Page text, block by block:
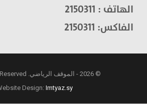
الهاتف : 2150311
الفاكس: 2150311
© 2026 - الموقف الرياضي. All Rights Reserved.
Website Design:Imtyaz.sy